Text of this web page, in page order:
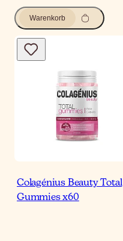
Warenkorb
Colagénius Beauty Total
Gummies x60